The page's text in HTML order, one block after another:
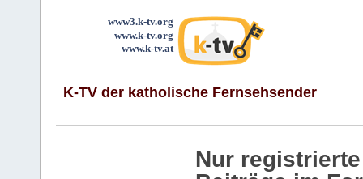
www3.k-tv.org
www.k-tv.org
www.k-tv.at
K-TV der katholische Fernsehsender
Nur